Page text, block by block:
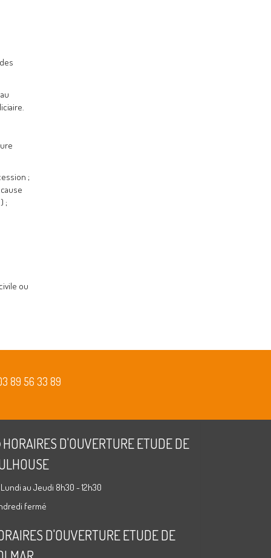
;
;
ou
89 56 33 89
HORAIRES D'OUVERTURE ETUDE DE
au Jeudi 8h30 - 12h30
fermé
D'OUVERTURE ETUDE DE